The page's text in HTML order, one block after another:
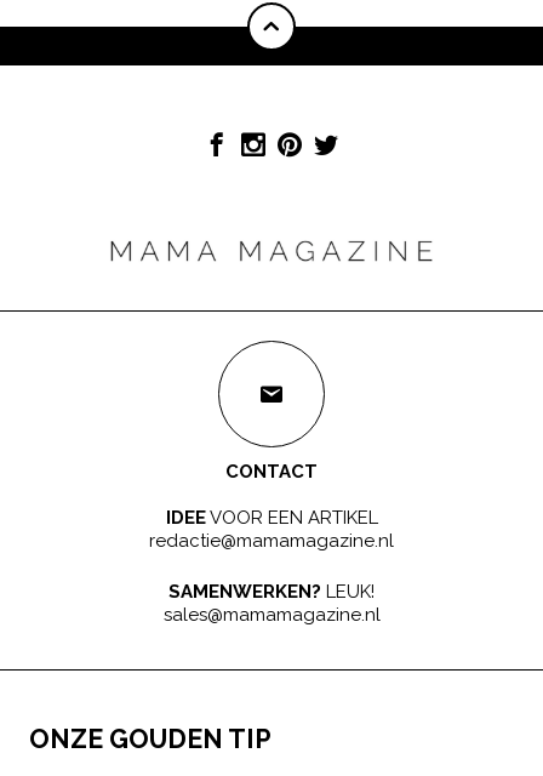
CONTACT
IDEEVOOR EEN ARTIKEL
redactie@mamamagazine.nl
SAMENWERKEN? LEUK!
sales@mamamagazine.nl
ONZE GOUDEN TIP